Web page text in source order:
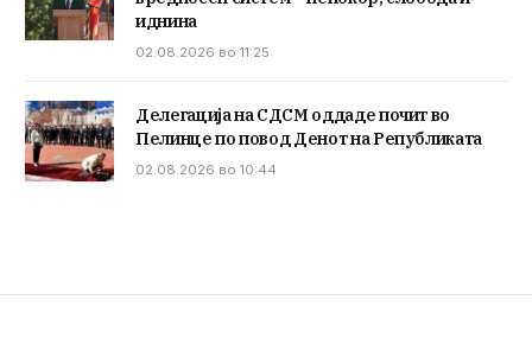
иднина
02.08.2026 во 11:25
Делегација на СДСМ оддаде почит во
Пелинце по повод Денот на Републиката
02.08.2026 во 10:44